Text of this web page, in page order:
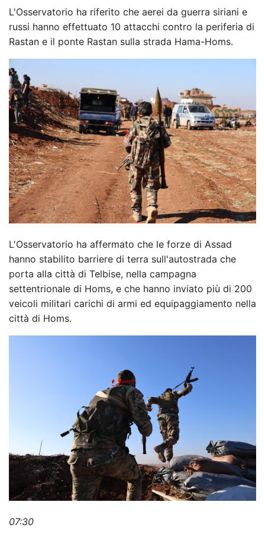
L'Osservatorio ha riferito che aerei da guerra siriani e
russi hanno effettuato 10 attacchi contro la periferia di
Rastan e il ponte Rastan sulla strada Hama-Homs.
L'Osservatorio ha affermato che le forze di Assad
hanno stabilito barriere di terra sull'autostrada che
porta alla città di Telbise, nella campagna
settentrionale di Homs, e che hanno inviato più di 200
veicoli militari carichi di armi ed equipaggiamento nella
città di Homs.
07:30